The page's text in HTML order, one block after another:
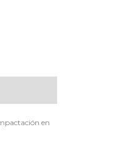
en